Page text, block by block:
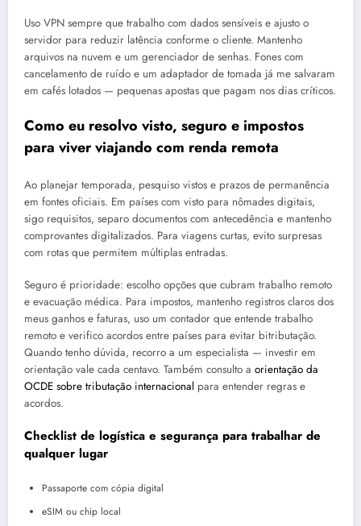
Uso VPN sempre que trabalho com dados sensíveis e ajusto o
servidor para reduzir latência conforme o cliente. Mantenho
arquivos na nuvem e um gerenciador de senhas. Fones com
cancelamento de ruído e um adaptador de tomada já me salvaram
em cafés lotados — pequenas apostas que pagam nos dias críticos.
Como eu resolvo visto, seguro e impostos
para viver viajando com renda remota
Ao planejar temporada, pesquiso vistos e prazos de permanência
em fontes oficiais. Em países com visto para nômades digitais,
sigo requisitos, separo documentos com antecedência e mantenho
comprovantes digitalizados. Para viagens curtas, evito surpresas
com rotas que permitem múltiplas entradas.
Seguro é prioridade: escolho opções que cubram trabalho remoto
e evacuação médica. Para impostos, mantenho registros claros dos
meus ganhos e faturas, uso um contador que entende trabalho
remoto e verifico acordos entre países para evitar bitributação.
Quando tenho dúvida, recorro a um especialista — investir em
orientação vale cada centavo. Também consulto a orientação da
OCDE sobre tributação internacional para entender regras e
acordos.
Checklist de logística e segurança para trabalhar de
qualquer lugar
Passaporte com cópia digital
eSIM ou chip local